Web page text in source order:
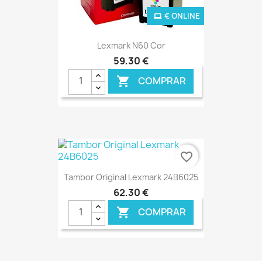
Lexmark N60 Cor
59,30 €
 COMPRAR
€ ONLINE
Tambor Original Lexmark 24B6025
62,30 €
 COMPRAR
favorite_border